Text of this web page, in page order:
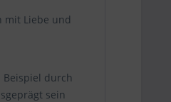
mit Liebe und
durch
sein